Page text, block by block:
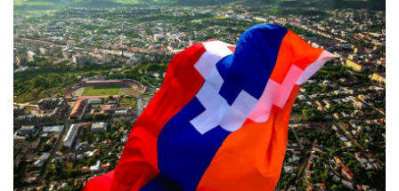
Փաշինյանն ու Ալիևը հեռախոսազրույց են ունեցել․
քննարկվել է TRIPP երթուղու նախագծի
իրականացումը
08.08.2026 12:32
Մաքսիմ Հակոբյանն այսօր կդառնար 77
տարեկան
08.08.2026 09:40